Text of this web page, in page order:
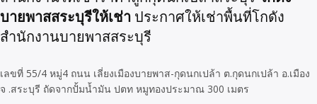
บายพาสสระบุรีให้เช่า ประกาศให้เช่าพื้นที่โกดัง
สำนักงานบายพาสสระบุรี
เลขที่ 55/4 หมู่4 ถนน เลี่ยงเมืองบายพาส-กุดนกเปล้า ต.กุดนกเปล้า อ.เมือง
จ .สระบุรี ถัดจากปั้มน้ำมัน ปตท หมูทองประมาณ 300 เมตร